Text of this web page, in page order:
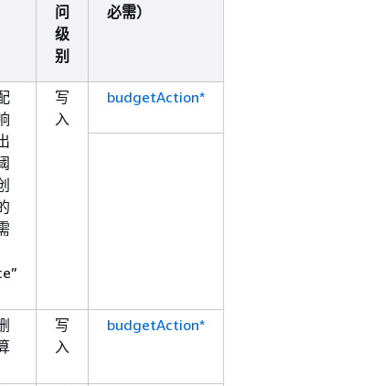
问
级
别
必需）
写
入
budgetAction*
写
入
budgetAction*